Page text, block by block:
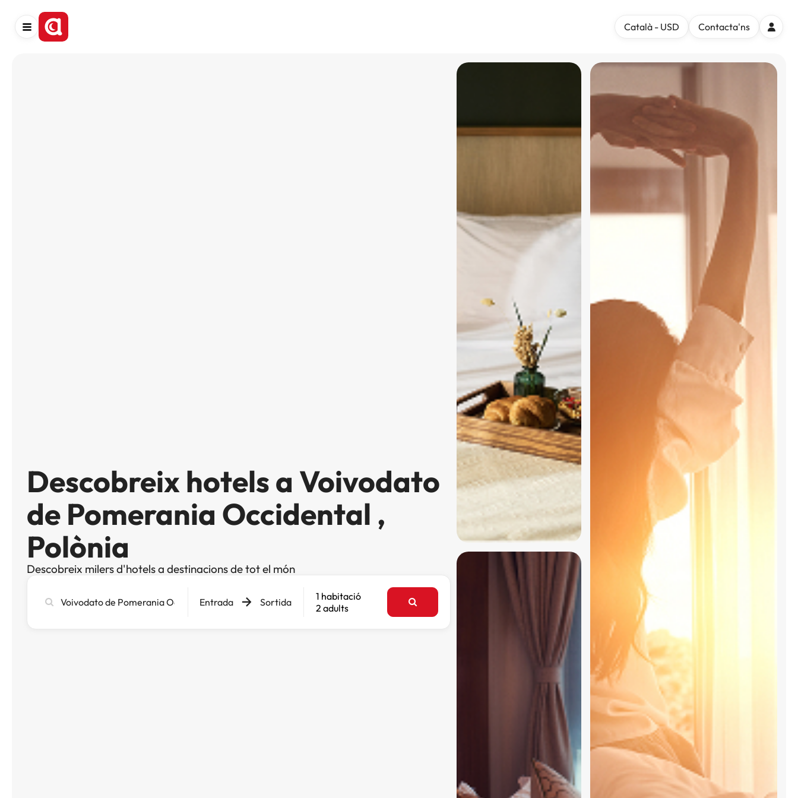
Català - USD Contacta'ns
Descobreix hotels a Voivodato
de Pomerania Occidental ,
Polònia
Descobreix milers d'hotels a destinacions de tot el món
ciutat,
Entrada Sortida
1 habitació
2 adults